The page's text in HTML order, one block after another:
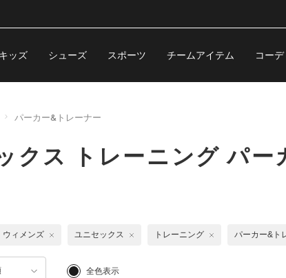
キッズ シューズ スポーツ チームアイテム コー
パーカー&トレーナー
クス トレーニング パー
全色表示
ウィメンズ ユニセックス トレーニング パーカー&ト